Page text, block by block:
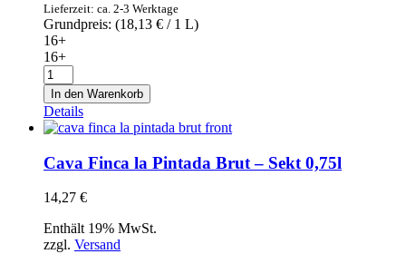
Lieferzeit: ca. 2-3 Werktage
Grundpreis: (18,13 € / 1 L)
16+
16+
Roséwein
aliaga
lagrima
garnacha
2019
0,75l
Menge
In den Warenkorb
Details
Cava Finca la Pintada Brut – Sekt 0,75l
14,27 €
Enthält 19% MwSt.
zzgl. Versand